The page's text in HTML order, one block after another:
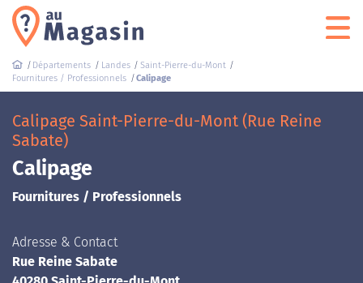
Départements Landes
Saint-Pierre-du-Mont
Fournitures / Professionnels
Calipage
Calipage Saint-Pierre-du-Mont (Rue Reine
Sabate)
Calipage
Fournitures / Professionnels
Adresse & Contact
Rue Reine Sabate